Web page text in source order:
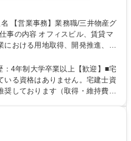
あり
における用地取得、開発推進、賃
業部門において事務業務を担当
（各種費用支払、支払管理、請
請対応）・予算作成及び予実管
【営業事務】
完全週休2日
4年制大学卒業以上【歓迎】■宅
る資格はありません。宅建士資
奨しております（取得・維持費用
ず、粘り強く業務に取り組める
でき、期限を意識したスケジュ